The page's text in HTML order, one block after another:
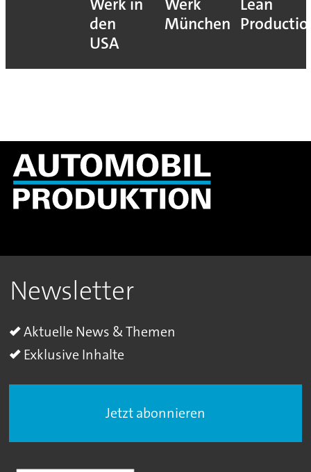
Werk in
den
USA
Werk
München
Lean
Newsletter
Aktuelle News & Themen
Exklusive Inhalte
Jetzt abonnieren